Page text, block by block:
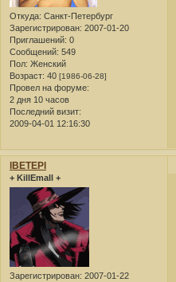
Откуда: Санкт-Петербург
Зарегистрирован: 2007-01-20
Приглашений: 0
Сообщений: 549
Пол: Женский
Возраст: 40 [1986-06-28]
Провел на форуме:
2 дня 10 часов
Последний визит:
2009-04-01 12:16:30
lBETEPl
+ KillEmall +
Зарегистрирован: 2007-01-22